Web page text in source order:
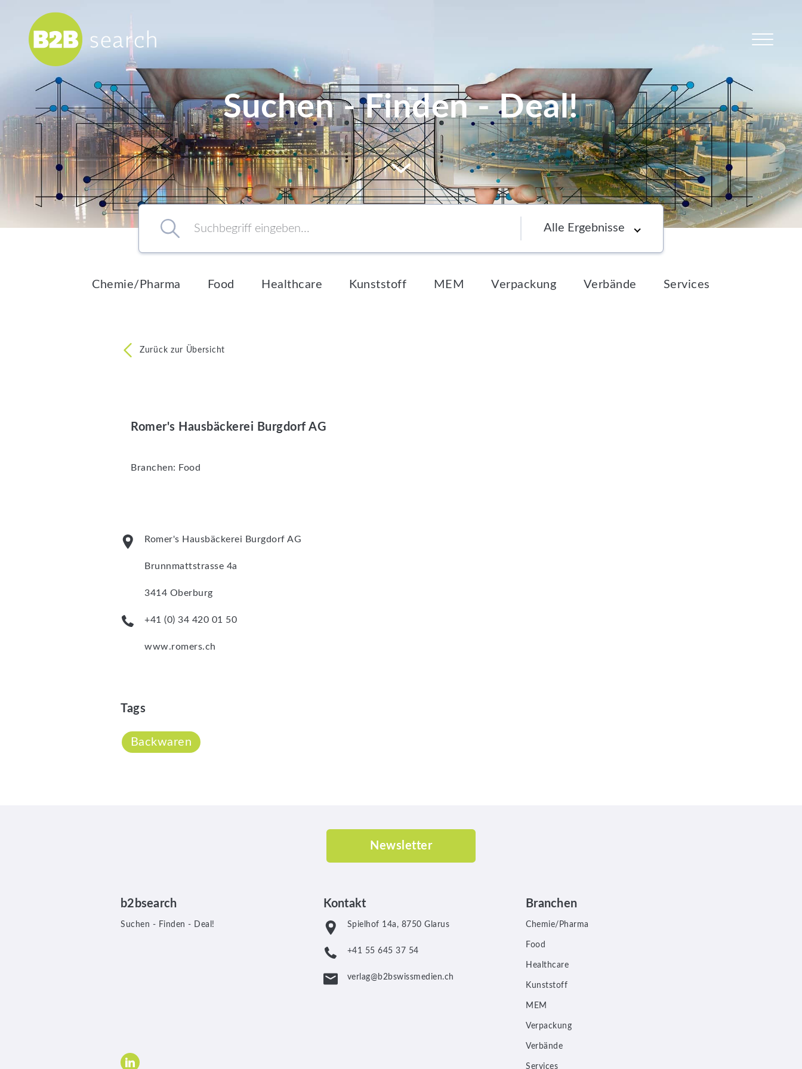
Chemie/Pharma
Food
Healthcare
Kunststoff
MEM
Verpackung
Verbände
Services
Newsletter
Suchen - Finden - Deal!
to content
Suchbegriff eingeben… Choose an option
Chemie/Pharma Food Healthcare Kunststoff MEM Verpackung Verbände Services
Zurück zur Übersicht
Romer's Hausbäckerei Burgdorf AG
Branchen: Food
Romer's Hausbäckerei Burgdorf AG
Brunnmattstrasse 4a
3414 Oberburg
+41 (0) 34 420 01 50
www.romers.ch
Tags
Backwaren
Newsletter
b2bsearch
Suchen - Finden - Deal!
Kontakt
Spielhof 14a, 8750 Glarus
+41 55 645 37 54
verlag@b2bswissmedien.ch
Branchen
Chemie/Pharma
Food
Healthcare
Kunststoff
MEM
Verpackung
Verbände
Services